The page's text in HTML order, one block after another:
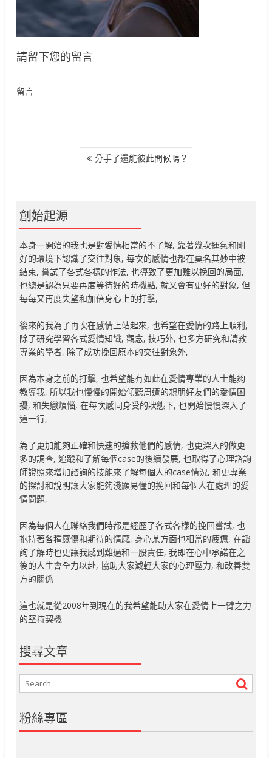
請留下您的留言
留言
分手了還能彼此問候嗎？
創始起源
本身一開始的我也是對愛情相當的不了解, 靠著幾次運氣和剛
好的環境下認識了交往對象, 每次的感情也都在莫名其妙中被
結束, 嘗試了各式各樣的作法, 也導致了更加難以挽回的局面,
也總是認為只要再度等待好的時機點, 就又會有更好的對象, 但
每每又再度失望和加倍身心上的打擊,
後來的我為了再次在感情上站起來, 也希望在愛情的路上順利,
除了研究學習各式愛情知識, 觀念, 技巧外, 也多方研究和請教
專業的學者, 除了成功挽回原本的交往對象外,
因為本身之前的打擊, 也希望能有如此在愛情專業的人士能夠
教導我, 所以我也慢慢的開始傾聽周遭的親朋好友們的愛情困
擾, 和失戀煩惱, 在每次感同身受的狀態下, 也開始慢慢深入了
這一行,
為了更加能夠正確和快速的搶救他們的感情, 也更深入的做更
多的調查, 追蹤和了解每個case的後續發展, 也取得了心理諮詢
師證照來增加諮詢的技能來了解每個人的case情況, 和更專業
的探討和說明讓大家能夠淺顯易懂的挽回和每個人在處理的愛
情問題,
因為每個人在聯絡我們時都是經歷了各式各樣的挽回嘗試, 也
抱持著各種感傷和期待的情感, 身心某方面也相當的疲憊, 在諮
詢了解時也更讓我感到難過和一股責任, 我即在心中承諾在之
後的人生會全力以赴, 協助大家減輕大家的心理壓力, 和改善雙
方的關係
這也就是從2008年到現在的我希望能助大家在愛情上一臂之力
的堅持契機
搜尋文章
粉絲專區